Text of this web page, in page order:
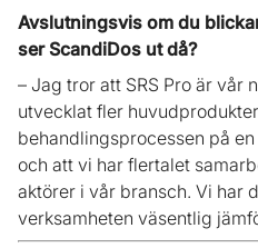
Avslutningsvis om du
ser ScandiDos ut då?
– Jag tror att SRS Pro är vår
utvecklat fler
behandlingsprocessen på
och att vi har flertalet
aktörer i vår bransch. Vi har
verksamheten väsentlig